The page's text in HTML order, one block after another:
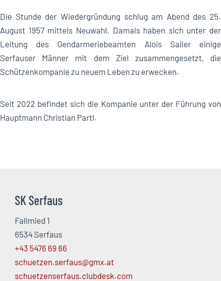
Die Stunde der Wiedergründung schlug am Abend des 25.
August 1957 mittels Neuwahl. Damals haben sich unter der
Leitung des Gendarmeriebeamten Alois Sailer einige
Serfauser Männer mit dem Ziel zusammengesetzt, die
Schützenkompanie zu neuem Leben zu erwecken.
Seit 2022 befindet sich die Kompanie unter der Führung von
Hauptmann Christian Partl.
SK Serfaus
Fallmied 1
6534 Serfaus
+43 5476 69 66
schuetzen.serfaus@gmx.at
schuetzenserfaus.clubdesk.com